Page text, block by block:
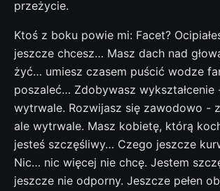
przeżycie.
Ktoś z boku powie mi: Facet?
jeszcze chcesz… Masz dach nad
żyć… umiesz czasem puścić wodze
poszaleć… Zdobywasz wykształcenie
wytrwale. Rozwijasz się zawodowo -
ale wytrwale. Masz kobietę, którą
jesteś szczęśliwy… Czego jeszcze
Nic… nic więcej nie chcę. Jestem
jeszcze nie odporny. Jeszcze pełen